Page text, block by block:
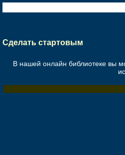
Сделать стартовым
В нашей онлайн библиотеке вы